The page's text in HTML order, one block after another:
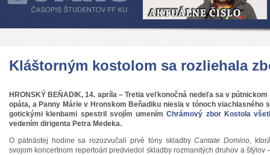
Kláštorným kostolom sa rozliehala
HRONSKÝ BEŇADIK, 14. apríla – Tretia veľkonočná nedeľa sa v
opáta, a Panny Márie v Hronskom Beňadiku niesla v tónoch viachlasného
gotickými klenbami spestril svojím umenímChrámový zbor Kostola
vedením dirigenta Petra Medeka.
O pätnástej hodine sa rozozvučali prvé tóny skladbyCantate Domino,
svojom koncertnom repertoári predviedol skladby rozmanitých druhov a štýlov